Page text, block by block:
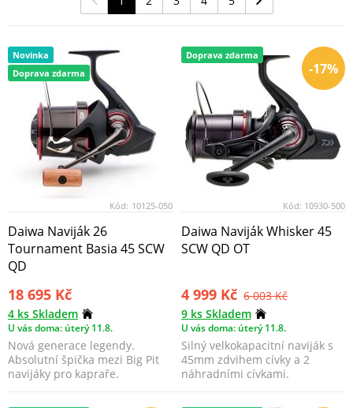
Novinka
Doprava zdarma
Kód: 10125-050
Daiwa Naviják 26
Tournament Basia 45 SCW
QD
18 695 Kč
4 ks Skladem
U vás doma: úterý 11.8.
Nová generace legendy.
Absolutní špička mezi Big Pit
navijáky pro kapraře.
-17%
Doprava zdarma
Kód: 10930-500
Daiwa Naviják Whisker 45
SCW QD OT
4 999 Kč 6 003 Kč
9 ks Skladem
U vás doma: úterý 11.8.
Silný velkokapacitní naviják s
45mm zdvihem cívky a 2
náhradními cívkami.